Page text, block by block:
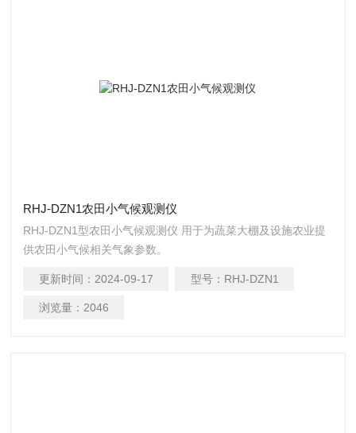
RHJ-DZN1农田小气候观测仪
RHJ-DZN1型农田小气候观测仪 用于为蔬菜大棚及设施农业提
供农田小气候相关气象参数。
更新时间： 2024-09-17 型号： RHJ-DZN1
浏览量： 2046